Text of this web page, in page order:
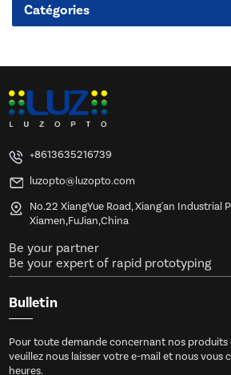
Catégories
+8613635216739
luzopto@luzopto.com
No.22 XiangYue Road, Xiang'an Industrial
Xiamen,FuJian,China
Be your partner
Be your expert of rapid prototyping
Bulletin
Pour toute demande concernant nos produits
veuillez nous laisser votre e-mail et nous vous
heures.